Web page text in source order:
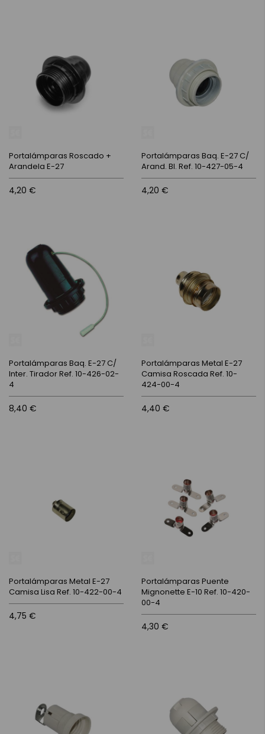
Portalámparas Roscado +
Arandela E-27
4,20 €
Portalámparas Baq. E-27 C/
Arand. Bl. Ref. 10-427-05-4
4,20 €
Portalámparas Baq. E-27 C/
Inter. Tirador Ref. 10-426-02-
4
8,40 €
Portalámparas Metal E-27
Camisa Roscada Ref. 10-
424-00-4
4,40 €
Portalámparas Metal E-27
Camisa Lisa Ref. 10-422-00-4
4,75 €
Portalámparas Puente
Mignonette E-10 Ref. 10-420-
00-4
4,30 €